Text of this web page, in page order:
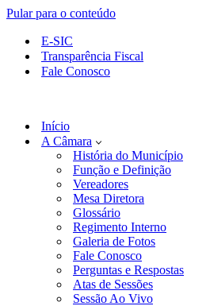
Pular para o conteúdo
E-SIC
Transparência Fiscal
Fale Conosco
Início
A Câmara
História do Município
Função e Definição
Vereadores
Mesa Diretora
Glossário
Regimento Interno
Galeria de Fotos
Fale Conosco
Perguntas e Respostas
Atas de Sessões
Sessão Ao Vivo